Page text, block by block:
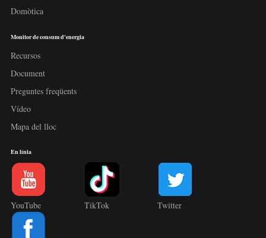
Domòtica
Monitor de consum d'energia
Recursos
Document
Preguntes freqüents
Vídeo
Mapa del lloc
En línia
YouTube TikTok Twitter